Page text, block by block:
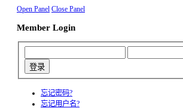
Open Panel Close Panel
Member Login
忘记密码?
忘记用户名?